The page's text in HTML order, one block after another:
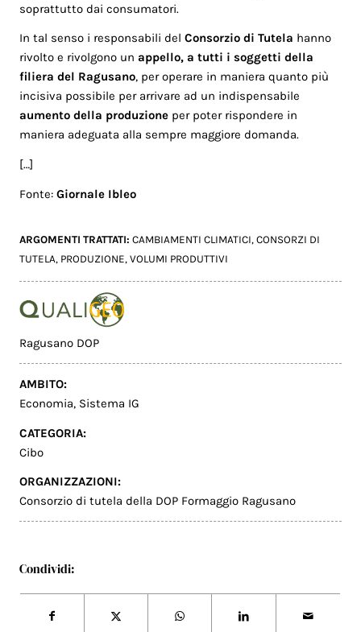
soprattutto dai consumatori.
In tal senso i responsabili delConsorzio di Tutela hanno
rivolto e rivolgono unappello, a tutti i soggetti della
filiera del Ragusano, per operare in maniera quanto più
incisiva possibile per arrivare ad un indispensabile
aumento della produzione per poter rispondere in
maniera adeguata alla sempre maggiore domanda.
[…]
Fonte:Giornale Ibleo
ARGOMENTI TRATTATI:CAMBIAMENTI CLIMATICI,CONSORZI DI
TUTELA, PRODUZIONE,VOLUMI PRODUTTIVI
Ragusano DOP
AMBITO:
Economia, Sistema IG
CATEGORIA:
Cibo
ORGANIZZAZIONI:
Consorzio di tutela della DOP Formaggio Ragusano
Condividi: